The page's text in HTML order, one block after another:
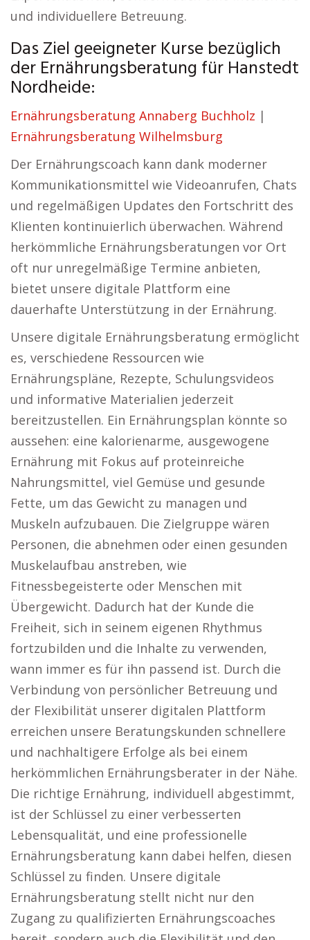
und individuellere Betreuung.
Das Ziel geeigneter Kurse bezüglich
der Ernährungsberatung für Hanstedt
Nordheide:
Ernährungsberatung Annaberg Buchholz |
Ernährungsberatung Wilhelmsburg
Der Ernährungscoach kann dank moderner
Kommunikationsmittel wie Videoanrufen, Chats
und regelmäßigen Updates den Fortschritt des
Klienten kontinuierlich überwachen. Während
herkömmliche Ernährungsberatungen vor Ort
oft nur unregelmäßige Termine anbieten,
bietet unsere digitale Plattform eine
dauerhafte Unterstützung in der Ernährung.
Unsere digitale Ernährungsberatung ermöglicht
es, verschiedene Ressourcen wie
Ernährungspläne, Rezepte, Schulungsvideos
und informative Materialien jederzeit
bereitzustellen. Ein Ernährungsplan könnte so
aussehen: eine kalorienarme, ausgewogene
Ernährung mit Fokus auf proteinreiche
Nahrungsmittel, viel Gemüse und gesunde
Fette, um das Gewicht zu managen und
Muskeln aufzubauen. Die Zielgruppe wären
Personen, die abnehmen oder einen gesunden
Muskelaufbau anstreben, wie
Fitnessbegeisterte oder Menschen mit
Übergewicht. Dadurch hat der Kunde die
Freiheit, sich in seinem eigenen Rhythmus
fortzubilden und die Inhalte zu verwenden,
wann immer es für ihn passend ist. Durch die
Verbindung von persönlicher Betreuung und
der Flexibilität unserer digitalen Plattform
erreichen unsere Beratungskunden schnellere
und nachhaltigere Erfolge als bei einem
herkömmlichen Ernährungsberater in der Nähe.
Die richtige Ernährung, individuell abgestimmt,
ist der Schlüssel zu einer verbesserten
Lebensqualität, und eine professionelle
Ernährungsberatung kann dabei helfen, diesen
Schlüssel zu finden. Unsere digitale
Ernährungsberatung stellt nicht nur den
Zugang zu qualifizierten Ernährungscoaches